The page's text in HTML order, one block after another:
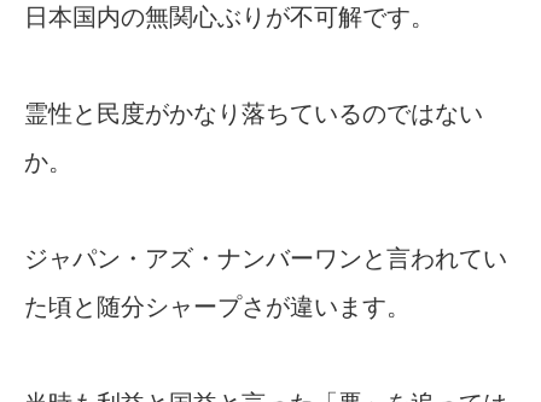
日本国内の無関心ぶりが不可解です。
霊性と民度がかなり落ちているのではない
か。
ジャパン・アズ・ナンバーワンと言われてい
た頃と随分シャープさが違います。